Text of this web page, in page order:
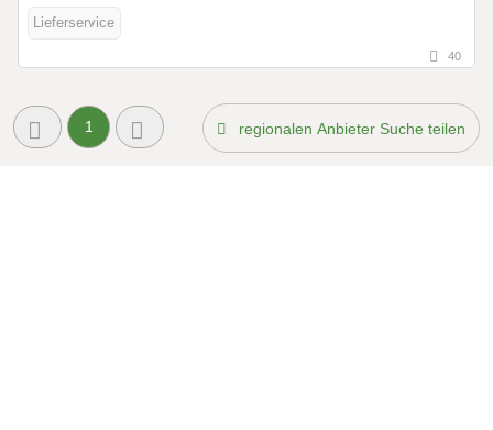
Lieferservice
40
1 regionalen Anbieter Suche teilen